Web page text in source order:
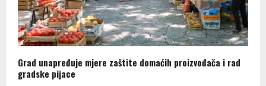
Grad unapređuje mjere zaštite domaćih proizvođača i rad
gradske pijace